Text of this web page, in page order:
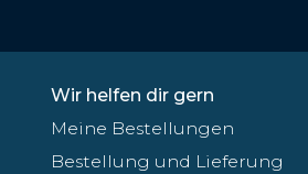
Wir helfen dir gern
Meine Bestellungen
Bestellung und Lieferung